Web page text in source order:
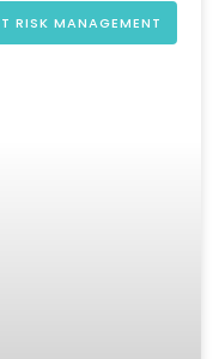
RISK MANAGEMENT